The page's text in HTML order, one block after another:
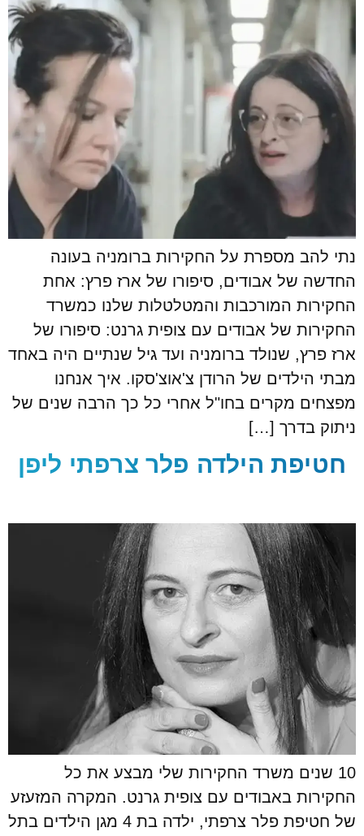
נתי להב מספרת על החקירות ברומניה בעונה
החדשה של אבודים, סיפורו של ארז פרץ: אחת
החקירות המורכבות והמטלטלות שלנו כמשרד
החקירות של אבודים עם צופית גרנט: סיפורו של
ארז פרץ, שנולד ברומניה ועד גיל שנתיים היה באחד
מבתי הילדים של הרודן צ'אוצ'סקו. איך אנחנו
מפצחים מקרים בחו"ל אחרי כל כך הרבה שנים של
ניתוק בדרך […]
חטיפת הילדה פלר צרפתי ליפן
10 שנים משרד החקירות שלי מבצע את כל
החקירות באבודים עם צופית גרנט. המקרה המזעזע
של חטיפת פלר צרפתי, ילדה בת 4 מגן הילדים בתל